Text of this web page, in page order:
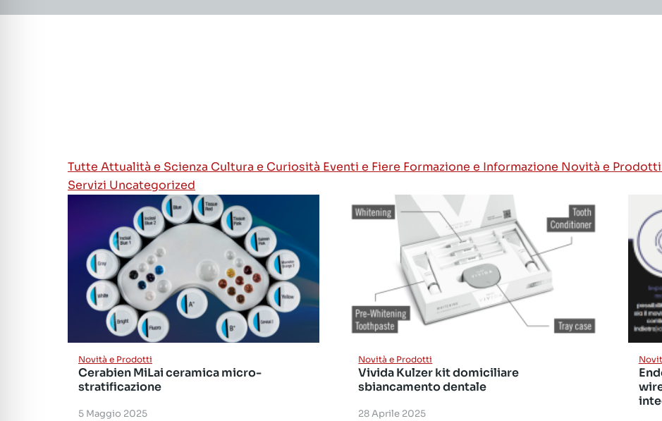
Tutte Attualità e Scienza Cultura e Curiosità Eventi e Fiere Formazione e Informazione Novità e Prodotti
Servizi Uncategorized
Novità e Prodotti
Cerabien MiLai ceramica micro-
stratificazione
5 Maggio 2025
Novità e Prodotti
Vivida Kulzer kit domiciliare
sbiancamento dentale
28 Aprile 2025